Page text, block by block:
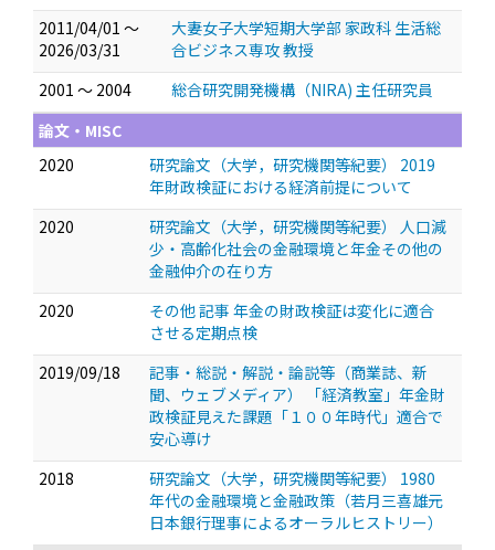
2011/04/01 ～
2026/03/31
大妻女子大学短期大学部 家政科 生活総
合ビジネス専攻 教授
2001 ～ 2004
総合研究開発機構（NIRA) 主任研究員
論文・MISC
2020
研究論文（大学，研究機関等紀要） 2019
年財政検証における経済前提について
2020
研究論文（大学，研究機関等紀要） 人口減
少・高齢化社会の金融環境と年金その他の
金融仲介の在り方
2020
その他 記事 年金の財政検証は変化に適合
させる定期点検
2019/09/18
記事・総説・解説・論説等（商業誌、新
聞、ウェブメディア） 「経済教室」年金財
政検証見えた課題「１００年時代」適合で
安心導け
2018
研究論文（大学，研究機関等紀要） 1980
年代の金融環境と金融政策（若月三喜雄元
日本銀行理事によるオーラルヒストリー）